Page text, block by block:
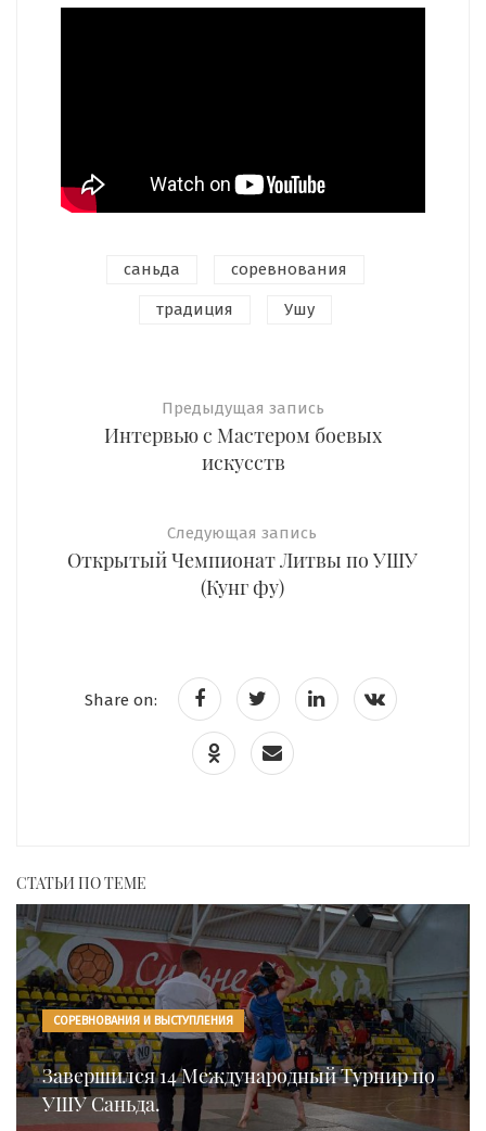
саньда соревнования
традиция Ушу
Предыдущая запись
Интервью с Мастером боевых
искусств
Следующая запись
Открытый Чемпионат Литвы по УШУ
(Кунг фу)
Share on:
СТАТЬИ ПО ТЕМЕ
СОРЕВНОВАНИЯ И ВЫСТУПЛЕНИЯ
Завершился 14 Международный Турнир по
УШУ Саньда.